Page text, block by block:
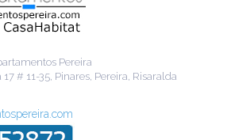
Pereira
# 11-35, Pinares, Pereira, Risaralda